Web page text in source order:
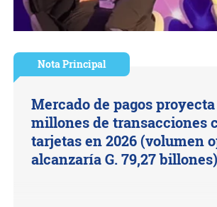
Nota Principal
Mercado de pagos proyecta
millones de transacciones
tarjetas en 2026 (volumen
alcanzaría G. 79,27 billones)